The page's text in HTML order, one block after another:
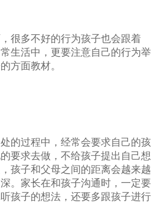
很多不好的行为孩子也会跟着
生活中，更要注意自己的行为举
方面教材。
的过程中，经常会要求自己的孩
要求去做，不给孩子提出自己想
孩子和父母之间的距离会越来越
。家长在和孩子沟通时，一定要
孩子的想法，还要多跟孩子进行